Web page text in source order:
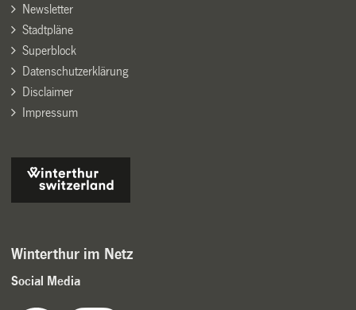
Newsletter
Stadtpläne
Superblock
Datenschutzerklärung
Disclaimer
Impressum
Winterthur im Netz
Social Media